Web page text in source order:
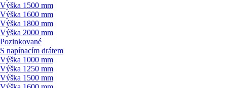
Výška 1500 mm
Výška 1600 mm
Výška 1800 mm
Výška 2000 mm
Pozinkované
S napínacím drátem
Výška 1000 mm
Výška 1250 mm
Výška 1500 mm